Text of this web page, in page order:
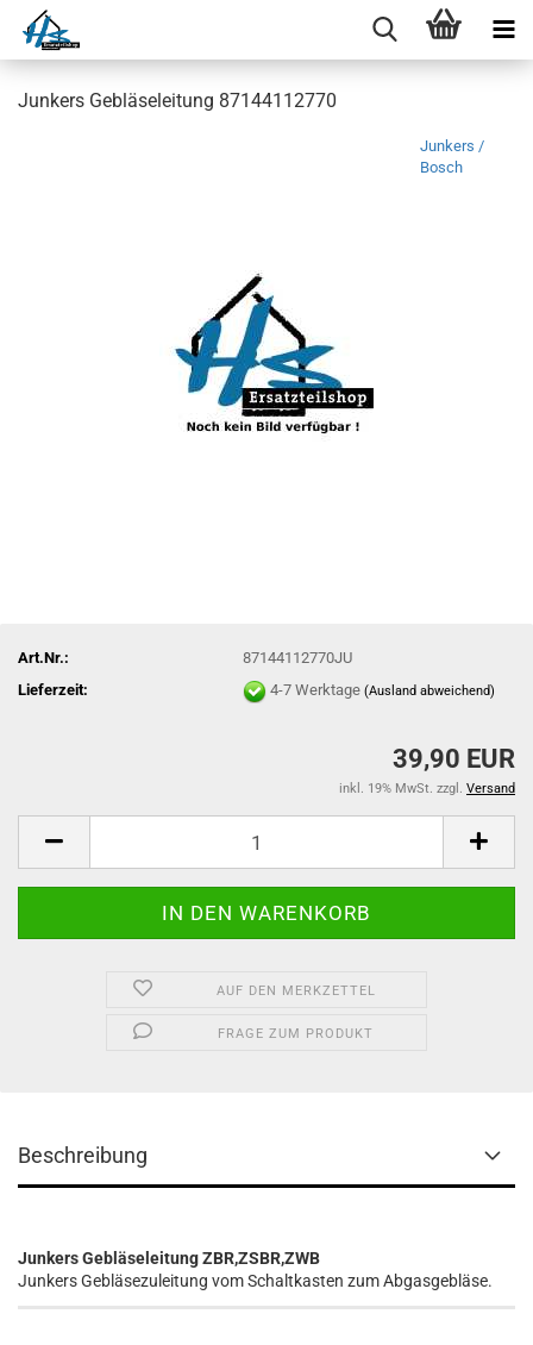
Junkers Gebläseleitung 87144112770
Junkers /
Bosch
Art.Nr.:
87144112770JU
Lieferzeit:
4-7 Werktage(Ausland abweichend)
39,90 EUR
inkl. 19% MwSt. zzgl. Versand
AUF DEN MERKZETTEL
FRAGE ZUM PRODUKT
Beschreibung
Junkers Gebläseleitung ZBR,ZSBR,ZWB
Junkers Gebläsezuleitung vom Schaltkasten zum Abgasgebläse.